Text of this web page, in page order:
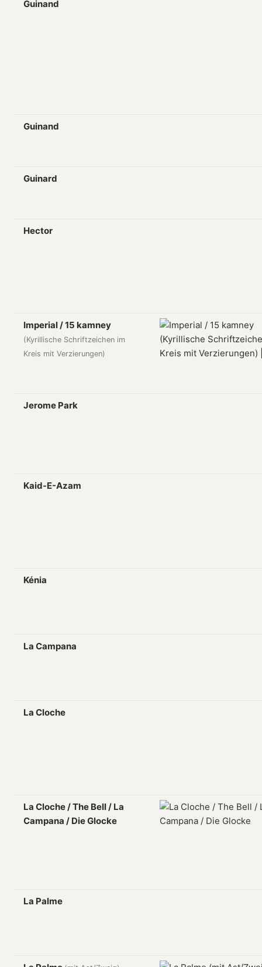
Guinand
Guinand
Guinard
Hector
Imperial / 15 kamney
(Kyrillische Schriftzeichen im
Kreis mit Verzierungen)
Jerome Park
Kaid-E-Azam
Kénia
La Campana
La Cloche
La Cloche / The Bell / La
Campana / Die Glocke
La Palme